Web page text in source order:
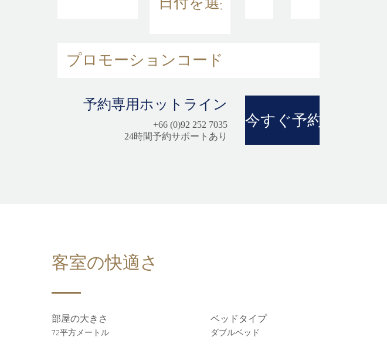
予約専用ホットライン
+66 (0)92 252 7035
24時間予約サポートあり
客室の快適さ
部屋の大きさ
72平方メートル
ベッドタイプ
ダブルベッド